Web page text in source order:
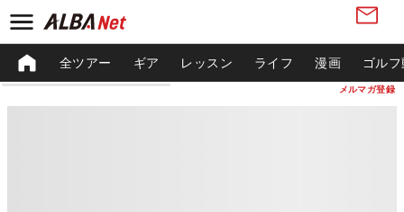
メルマガ登録
全ツアー ギア レッスン ライフ 漫画 ゴル